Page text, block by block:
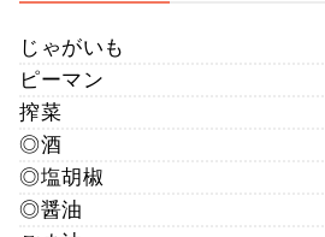
じゃがいも
ピーマン
搾菜
◎酒
◎塩胡椒
◎醤油